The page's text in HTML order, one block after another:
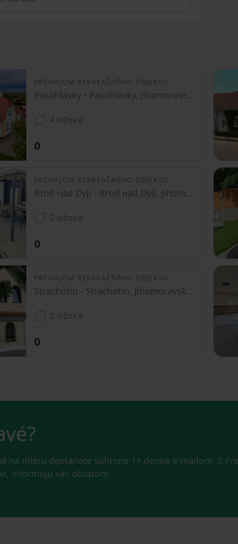
PRENÁJOM REKREAČNÉHO OBJEKTU
Pasohlávky - Pasohlávky, Jihomoravský kraj
4 ložnice
0
PRENÁJOM REKREAČNÉHO OBJEKTU
Brod nad Dyjí - Brod nad Dyjí, Jihomoravský kraj
2 ložnice
0
PRENÁJOM REKREAČNÉHO OBJEKTU
Strachotín - Strachotín, Jihomoravský kraj
2 ložnice
0
na mieru dostanete súhrnne 1× denne e-mailom. S
informujú vás obratom.